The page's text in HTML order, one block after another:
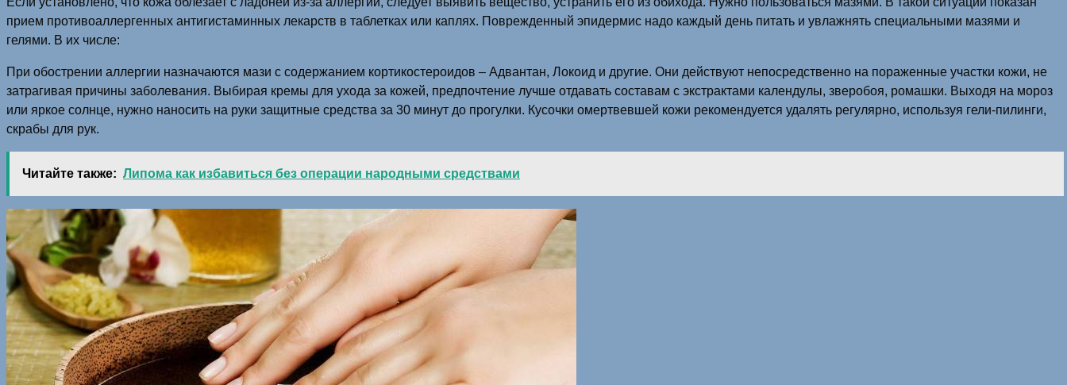
прием противоаллергенных антигистаминных лекарств в таблетках или каплях. Поврежденный эпидермис надо каждый день питать и увлажнять специальными мазями и
гелями. В их числе:
При обострении аллергии назначаются мази с содержанием кортикостероидов – Адвантан, Локоид и другие. Они действуют непосредственно на пораженные участки кожи, не
затрагивая причины заболевания. Выбирая кремы для ухода за кожей, предпочтение лучше отдавать составам с экстрактами календулы, зверобоя, ромашки. Выходя на мороз
или яркое солнце, нужно наносить на руки защитные средства за 30 минут до прогулки. Кусочки омертвевшей кожи рекомендуется удалять регулярно, используя гели-пилинги,
скрабы для рук.
Читайте также: Липома как избавиться без операции народными средствами